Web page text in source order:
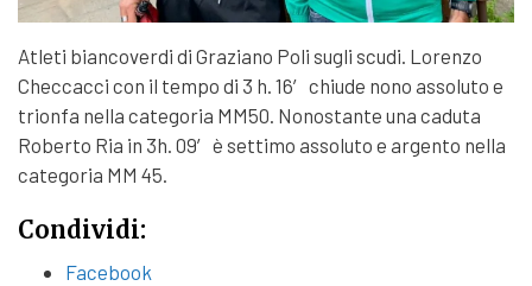
Atleti biancoverdi di Graziano Poli sugli scudi. Lorenzo
Checcacci con il tempo di 3 h. 16′ chiude nono assoluto e
trionfa nella categoria MM50. Nonostante una caduta
Roberto Ria in 3h. 09′ è settimo assoluto e argento nella
categoria MM 45.
Condividi:
Facebook